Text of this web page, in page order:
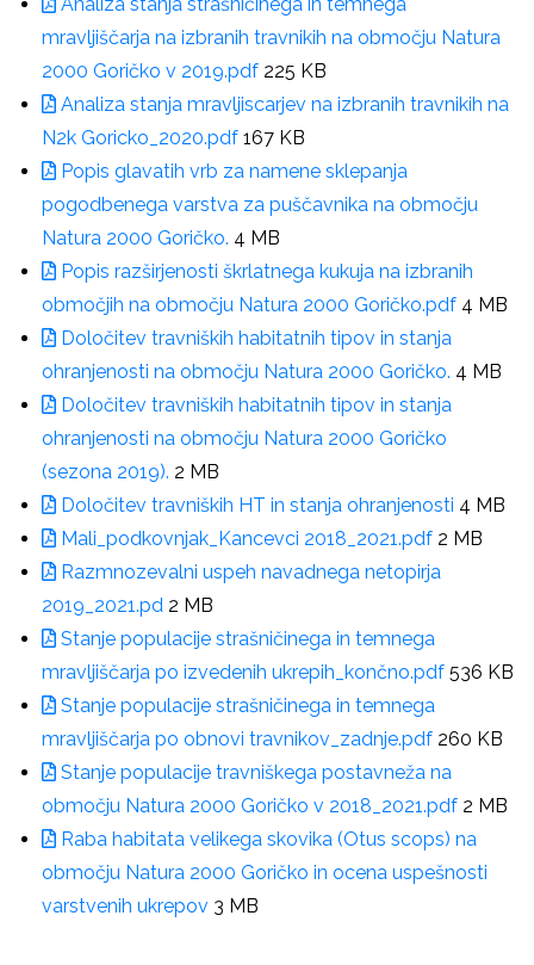
mravljiščarja na izbranih travnikih na območju Natura
2000 Goričko v 2019.pdf 225 KB
Analiza stanja mravljiscarjev na izbranih travnikih na
N2k Goricko_2020.pdf 167 KB
Popis glavatih vrb za namene sklepanja
pogodbenega varstva za puščavnika na območju
Natura 2000 Goričko. 4 MB
Popis razširjenosti škrlatnega kukuja na izbranih
območjih na območju Natura 2000 Goričko.pdf 4 MB
Določitev travniških habitatnih tipov in stanja
ohranjenosti na območju Natura 2000 Goričko. 4 MB
Določitev travniških habitatnih tipov in stanja
ohranjenosti na območju Natura 2000 Goričko
(sezona 2019). 2 MB
Določitev travniških HT in stanja ohranjenosti 4 MB
Mali_podkovnjak_Kancevci 2018_2021.pdf 2 MB
Razmnozevalni uspeh navadnega netopirja
2019_2021.pd 2 MB
Stanje populacije strašničinega in temnega
mravljiščarja po izvedenih ukrepih_končno.pdf 536 KB
Stanje populacije strašničinega in temnega
mravljiščarja po obnovi travnikov_zadnje.pdf 260 KB
Stanje populacije travniškega postavneža na
območju Natura 2000 Goričko v 2018_2021.pdf 2 MB
Raba habitata velikega skovika (Otus scops) na
območju Natura 2000 Goričko in ocena uspešnosti
varstvenih ukrepov 3 MB